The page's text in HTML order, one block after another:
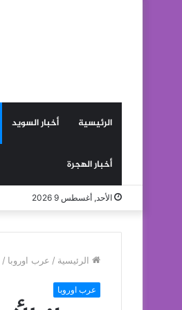
الرئيسية أخبار السويد
أخبار الهجرة
الأحد, أغسطس 9 2026
الرئيسية / عرب اوروبا /
عرب اوروبا